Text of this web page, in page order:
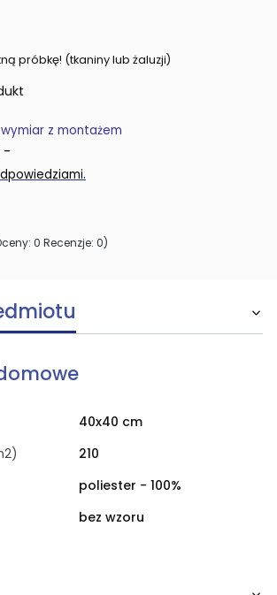
próbkę! (tkaniny lub żaluzji)
z montażem
.
0 Recenzje: 0)
40x40 cm
210
poliester - 100%
bez wzoru